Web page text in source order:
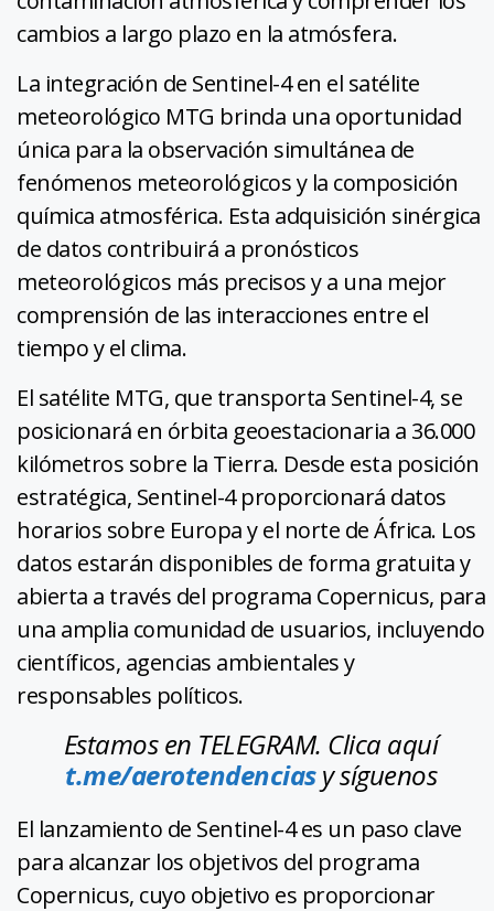
cambios a largo plazo en la atmósfera.
La integración de Sentinel-4 en el satélite
meteorológico MTG brinda una oportunidad
única para la observación simultánea de
fenómenos meteorológicos y la composición
química atmosférica. Esta adquisición sinérgica
de datos contribuirá a pronósticos
meteorológicos más precisos y a una mejor
comprensión de las interacciones entre el
tiempo y el clima.
El satélite MTG, que transporta Sentinel-4, se
posicionará en órbita geoestacionaria a 36.000
kilómetros sobre la Tierra. Desde esta posición
estratégica, Sentinel-4 proporcionará datos
horarios sobre Europa y el norte de África. Los
datos estarán disponibles de forma gratuita y
abierta a través del programa Copernicus, para
una amplia comunidad de usuarios, incluyendo
científicos, agencias ambientales y
responsables políticos.
Estamos en TELEGRAM. Clica aquí
t.me/aerotendenciasy síguenos
El lanzamiento de Sentinel-4 es un paso clave
para alcanzar los objetivos del programa
Copernicus, cuyo objetivo es proporcionar